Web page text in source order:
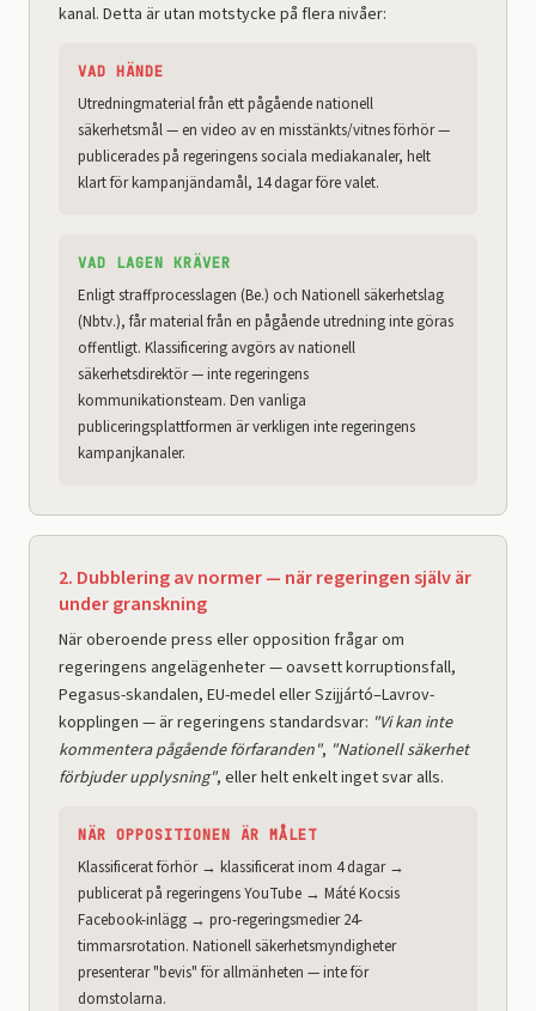
kanal. Detta är utan motstycke på flera nivåer:
VAD HÄNDE
Utredningmaterial från ett pågående nationell
säkerhetsmål — en video av en misstänkts/vitnes förhör —
publicerades på regeringens sociala mediakanaler, helt
klart för kampanjändamål, 14 dagar före valet.
VAD LAGEN KRÄVER
Enligt straffprocesslagen (Be.) och Nationell säkerhetslag
(Nbtv.), får material från en pågående utredning inte göras
offentligt. Klassificering avgörs av nationell
säkerhetsdirektör — inte regeringens
kommunikationsteam. Den vanliga
publiceringsplattformen är verkligen inte regeringens
kampanjkanaler.
2. Dubblering av normer — när regeringen själv är
under granskning
När oberoende press eller opposition frågar om
regeringens angelägenheter — oavsett korruptionsfall,
Pegasus-skandalen, EU-medel eller Szijjártó–Lavrov-
kopplingen — är regeringens standardsvar: "Vi kan inte
kommentera pågående förfaranden", "Nationell säkerhet
förbjuder upplysning", eller helt enkelt inget svar alls.
NÄR OPPOSITIONEN ÄR MÅLET
Klassificerat förhör → klassificerat inom 4 dagar →
publicerat på regeringens YouTube → Máté Kocsis
Facebook-inlägg → pro-regeringsmedier 24-
timmarsrotation. Nationell säkerhetsmyndigheter
presenterar "bevis" för allmänheten — inte för
domstolarna.